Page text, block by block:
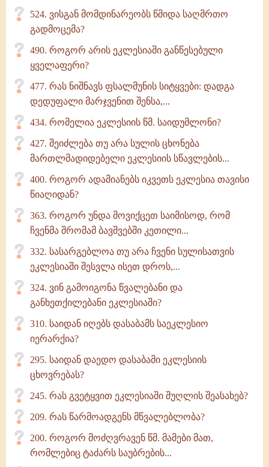
524. ვისგან მომდინარეობს წმიდა საღმრთო
გადმოცემა?
490. როგორ არის ეკლესიაში განწესებული
ყველაფერი?
477. რას ნიშნავს ფსალმუნის სიტყვები: დადგა
დედუფალი მარჯვენით შენსა,...
434. რომელია ეკლესიის წმ. საიდუმლონი?
427. შეიძლება თუ არა სულის ცხონება
მართლმადიდებელი ეკლესიის სწავლების...
400. როგორ ადამიანებს იკვეთს ეკლესია თავისი
წიაღიდან?
363. როგორ უნდა მოვიქცეთ საიმისოდ, რომ
ჩვენმა შრომამ ბავშვებში კეთილი...
332. სასარგებლოა თუ არა ჩვენი სულისათვის
ეკლესიაში შესვლა ისეთ დროს,...
324. ვინ გამოიგონა წვალებანი და
განხეთქილებანი ეკლესიაში?
310. საიდან იღებს დასაბამს საეკლესიო
იერარქია?
295. საიდან დაედო დასაბამი ეკლესიის
ცხოვრებას?
245. რას გვეტყვით ეკლესიაში შუღლის შეასახებ?
209. რას წარმოადგენს მწვალებლობა?
200. როგორ მოძღვრავენ წმ. მამები მათ,
რომლებიც ტაძარს საუბრების...